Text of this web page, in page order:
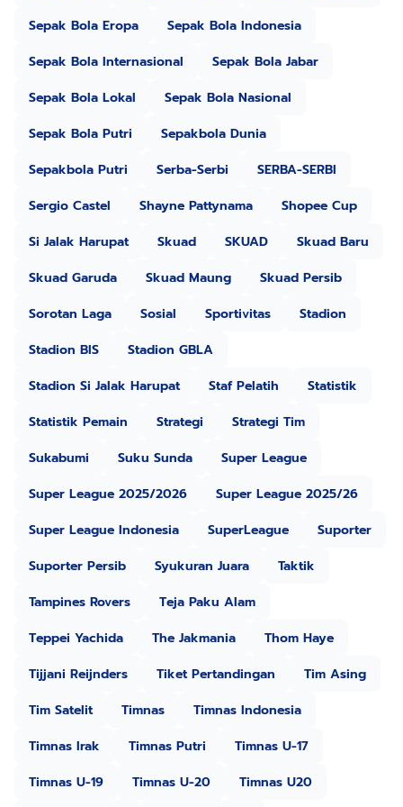
Sepak Bola Eropa
Sepak Bola Indonesia
Sepak Bola Internasional
Sepak Bola Jabar
Sepak Bola Lokal
Sepak Bola Nasional
Sepak Bola Putri
Sepakbola Dunia
Sepakbola Putri
Serba-Serbi
SERBA-SERBI
Sergio Castel
Shayne Pattynama
Shopee Cup
Si Jalak Harupat
Skuad SKUAD
Skuad Baru
Skuad Garuda
Skuad Maung
Skuad Persib
Sorotan Laga
Sosial Sportivitas
Stadion
Stadion BIS
Stadion GBLA
Stadion Si Jalak Harupat
Staf Pelatih
Statistik
Statistik Pemain
Strategi
Strategi Tim
Sukabumi
Suku Sunda
Super League
Super League 2025/2026
Super League 2025/26
Super League Indonesia
SuperLeague
Suporter
Suporter Persib
Syukuran Juara
Taktik
Tampines Rovers
Teja Paku Alam
Teppei Yachida
The Jakmania
Thom Haye
Tijjani Reijnders
Tiket Pertandingan
Tim Asing
Tim Satelit
Timnas
Timnas Indonesia
Timnas Irak
Timnas Putri
Timnas U-17
Timnas U-19
Timnas U-20
Timnas U20